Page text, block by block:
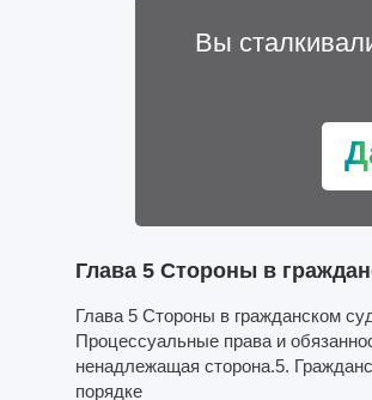
Вы
Глава 5 Стороны в
Глава 5 Стороны в гражданском
Процессуальные права и
ненадлежащая сторона.5.
порядке